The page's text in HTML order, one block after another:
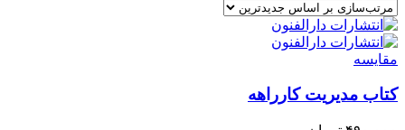
مقایسه
کتاب مدیریت کارراهه